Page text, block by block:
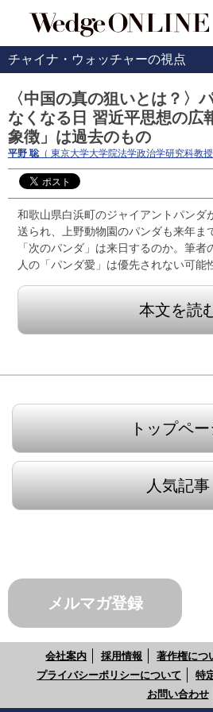
チャイナ・ウォッチャーの視点
〈中国の真の狙いとは？〉
なくなる日 習近平思想の広
象徴」は過去のもの
平野 聡 （ 東京大学大学院法学政治学研究科教授
和歌山県白浜町のジャイアントパンダ
送られ、上野動物園のパンダも来年ま
「次のパンダ」は来日するのか。筆
人の「パンダ愛」は優先されない可能
本文を読
トップペ
人気記事
メルマガ登録
会社案内 採用情報 著作権につ
プライバシーポリシーについて
特
お問い合わせ